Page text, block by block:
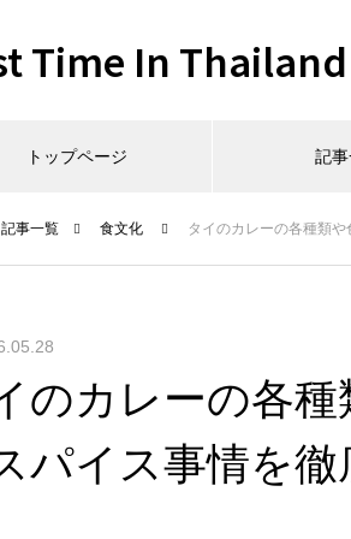
Time In Thailand
トップページ 記
記事一覧 食文化 タイのカレーの各種類
のカレーの各
パイス事情を徹